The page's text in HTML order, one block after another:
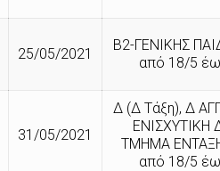
25/05/2021
Β2-ΓΕΝΙΚΗΣ
από 18/5
31/05/2021
Δ (Δ Τάξη), Δ
ΕΝΙΣΧΥΤΙΚΗ
ΤΜΗΜΑ
από 18/5